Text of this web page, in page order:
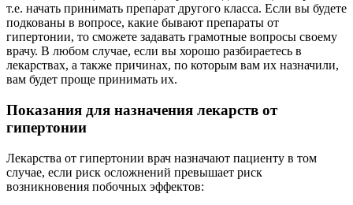
т.е. начать принимать препарат другого класса. Если вы будете
подкованы в вопросе, какие бывают препараты от
гипертонии, то сможете задавать грамотные вопросы своему
врачу. В любом случае, если вы хорошо разбираетесь в
лекарствах, а также причинах, по которым вам их назначили,
вам будет проще принимать их.
Показания для назначения лекарств от
гипертонии
Лекарства от гипертонии врач назначают пациенту в том
случае, если риск осложнений превышает риск
возникновения побочных эффектов: